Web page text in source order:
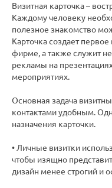
Визитная карточка –
Каждому человеку
полезное знакомство
Карточка создает
фирме, а также служит
рекламы на
мероприятиях.
Основная задача
контактами удобным.
назначения карточки.
• Личные визитки
чтобы изящно
дизайн менее строгий и